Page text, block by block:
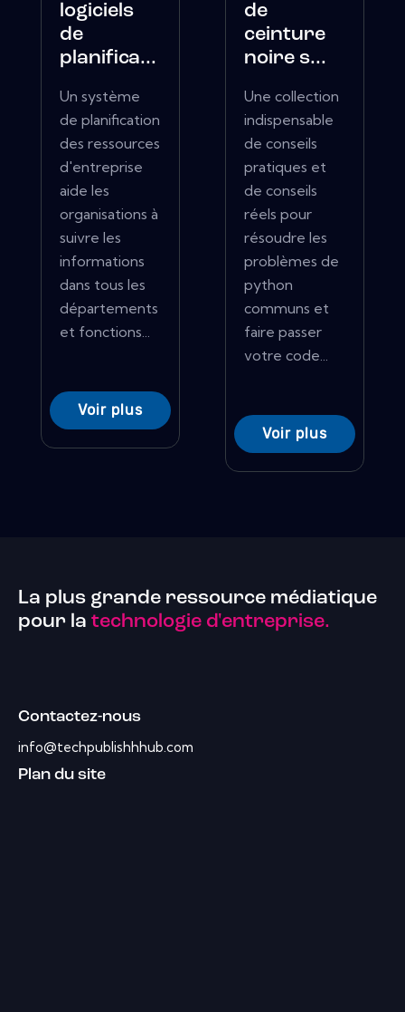
logiciels
de
planifica...
Un système
de planification
des ressources
d'entreprise
aide les
organisations à
suivre les
informations
dans tous les
départements
et fonctions...
Voir plus
de
ceinture
noire s...
Une collection
indispensable
de conseils
pratiques et
de conseils
réels pour
résoudre les
problèmes de
python
communs et
faire passer
votre code...
Voir plus
La plus grande ressource médiatique
pour la technologie d'entreprise.
Contactez-nous
info@techpublishhhub.com
Plan du site